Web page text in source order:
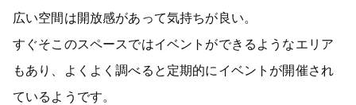
広い空間は開放感があって気持ちが良い。
すぐそこのスペースではイベントができるようなエリア
もあり、よくよく調べると定期的にイベントが開催され
ているようです。